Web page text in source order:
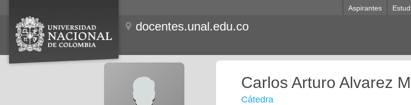
Aspirantes
docentes.unal.edu.co
Carlos Arturo Alvarez
Cátedra